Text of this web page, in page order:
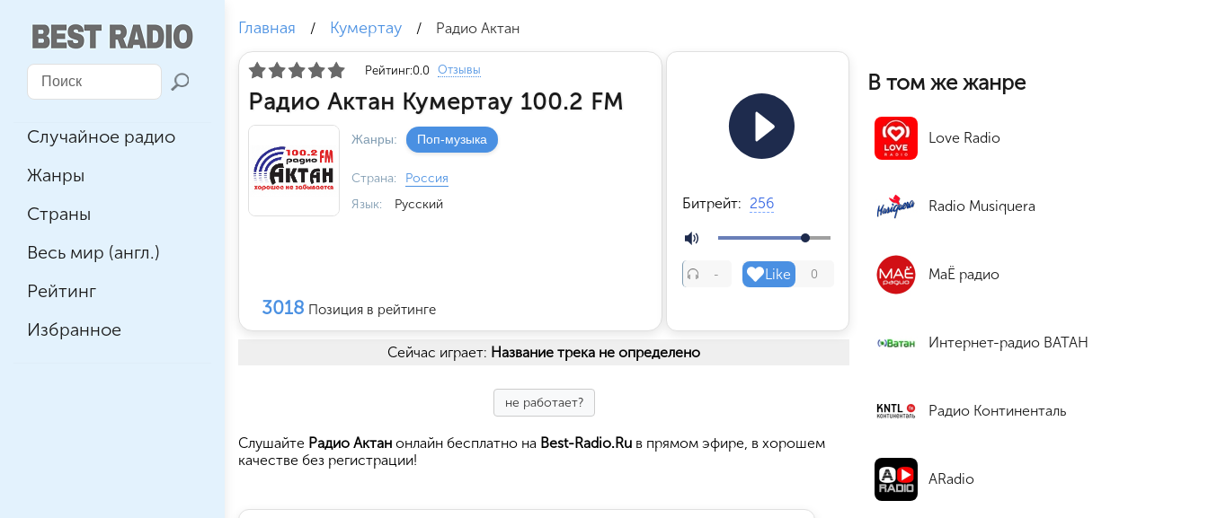
Случайное радио
Жанры
Страны
Весь мир (англ.)
Рейтинг
Избранное
Главная / Кумертау / Радио Актан
Рейтинг:0.0 Отзывы
Радио Актан Кумертау 100.2 FM
Жанры: Поп-музыка
Страна:
Россия
Язык:
Русский Битрейт: 256
- Like 0
3018 Позиция в рейтинге
Сейчас играет: Название трека не определено
не работает?
Cлушайте Радио Актан онлайн бесплатно на Best-Radio.Ru в прямом эфире, в хорошем
качестве без регистрации!
В том же жанре
Love Radio
Radio Musiquera
МаЁ радио
Интернет-радио ВАТАН
Радио Континенталь
ARadio